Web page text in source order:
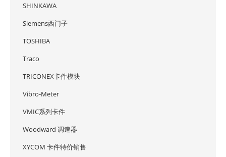
SHINKAWA
Siemens西门子
TOSHIBA
Traco
TRICONEX卡件模块
Vibro-Meter
VMIC系列卡件
Woodward 调速器
XYCOM 卡件特价销售